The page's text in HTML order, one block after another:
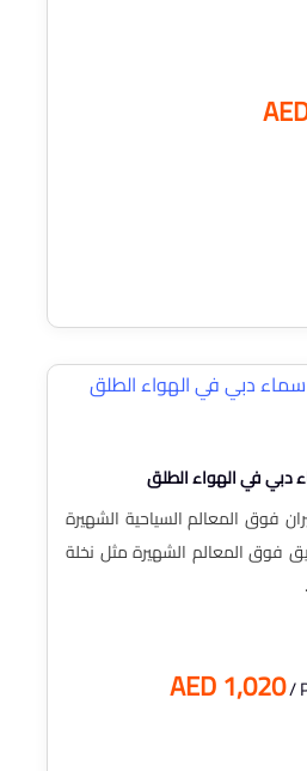
دبي في الهواء الطلق
فوق المعالم السياحية الشهيرة
فوق المعالم الشهيرة مثل نخلة
AED 1,020/